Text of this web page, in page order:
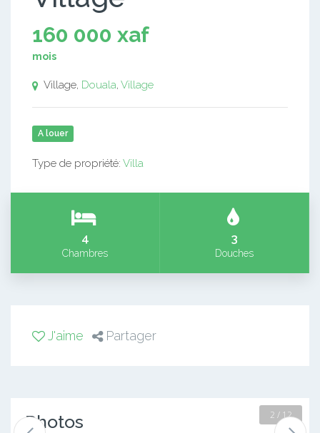
160 000 xaf
mois
Village, Douala, Village
A louer
Type de propriété: Villa
4
Chambres
3
Douches
J'aime Partager
Photos 2 / 12